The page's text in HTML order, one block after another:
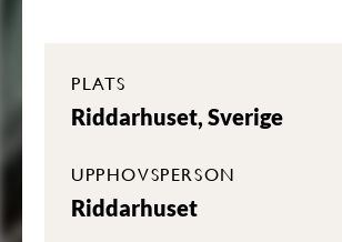
PLATS
Riddarhuset, Sverige
UPPHOVSPERSON
Riddarhuset